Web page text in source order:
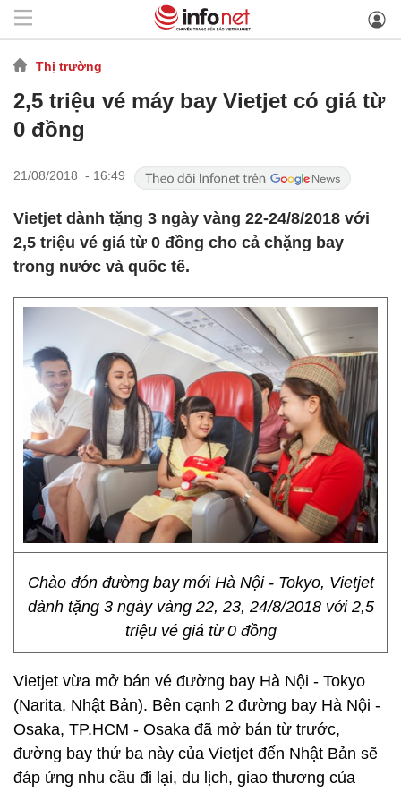
Thị trường
2,5 triệu vé máy bay Vietjet có giá từ
0 đồng
21/08/2018 - 16:49
Vietjet dành tặng 3 ngày vàng 22-24/8/2018 với
2,5 triệu vé giá từ 0 đồng cho cả chặng bay
trong nước và quốc tế.
Chào đón đường bay mới Hà Nội - Tokyo, Vietjet
dành tặng 3 ngày vàng 22, 23, 24/8/2018 với 2,5
triệu vé giá từ 0 đồng
Vietjet vừa mở bán vé đường bay Hà Nội - Tokyo
(Narita, Nhật Bản). Bên cạnh 2 đường bay Hà Nội -
Osaka, TP.HCM - Osaka đã mở bán từ trước,
đường bay thứ ba này của Vietjet đến Nhật Bản sẽ
đáp ứng nhu cầu đi lại, du lịch, giao thương của